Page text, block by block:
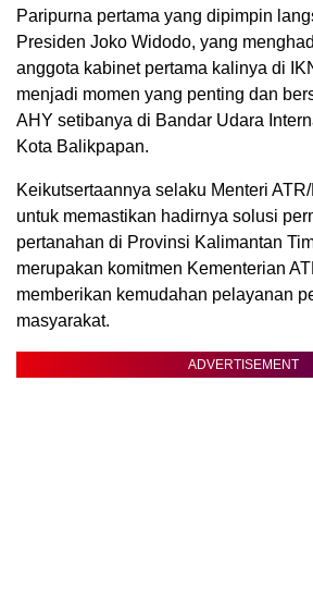
Paripurna pertama yang dipimpin
Presiden Joko Widodo, yang
anggota kabinet pertama kalinya di
menjadi momen yang penting dan
AHY setibanya di Bandar Udara
Kota Balikpapan.
Keikutsertaannya selaku Menteri
untuk memastikan hadirnya solusi
pertanahan di Provinsi Kalimantan
merupakan komitmen Kementerian
memberikan kemudahan pelayanan
masyarakat.
ADVERTISEMENT